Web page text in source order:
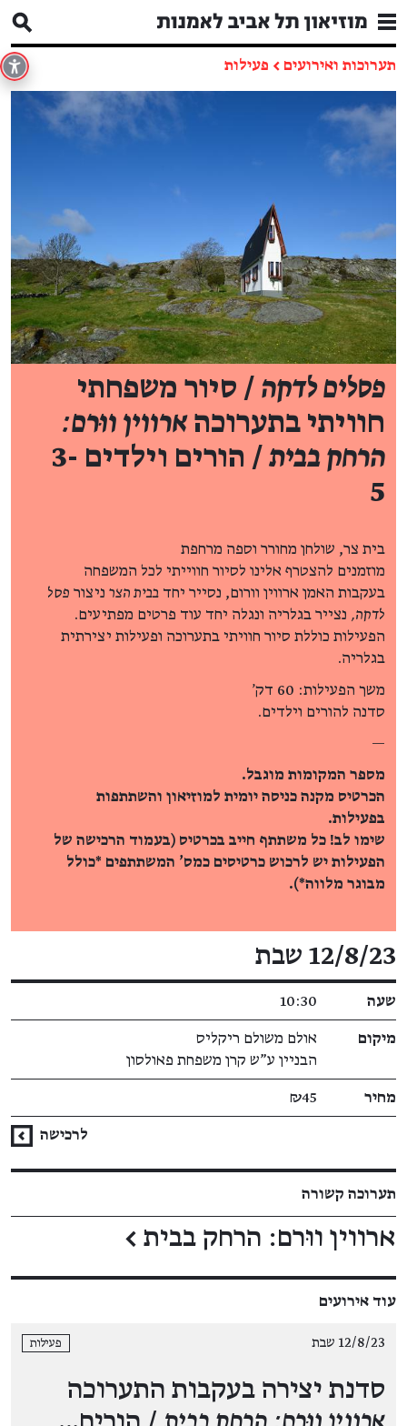
תערוכות ואירועים ← פעילות
פסלים לדקה / סיור משפחתי
חוויתי בתערוכהארווין ווּרם:
הרחק בבית
/ הורים וילדים 3-
5
בית צר, שולחן מחורר וספה מרחפת
מוזמנים להצטרף אלינו לסיור חווייתי לכל המשפחה
בעקבות האמן ארווין וורום, נסייר יחד בבית הצר ניצור פסל
לדקה, נצייר בגלריה ונגלה יחד עוד פרטים מפתיעים.
הפעילות כוללת סיור חוויתי בתערוכה ופעילות יצירתית
בגלריה.
משך הפעילות: 60 דק'
סדנה להורים וילדים.
—
מספר המקומות מוגבל.
הכרטיס מקנה כניסה יומית למוזיאון והשתתפות
בפעילות.
שימו לב! כל משתתף חייב בכרטיס (בעמוד הרכישה של
הפעילות יש לרכוש כרטיסים כמס' המשתתפים *כולל
מבוגר מלווה*).
פרטי האירוע
12/8/23 שבת
שעה 10:30
מיקום
אולם משולם ריקליס
הבניין ע"ש קרן משפחת פאולסון
מחיר ₪45
לרכישה
תערוכה קשורה
ארווין ווּרם: הרחק בבית ←
עוד אירועים
12/8/23 שבת פעילות
סדנת יצירה בעקבות התערוכה